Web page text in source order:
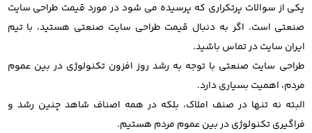
یکی از سوالات پرتکراری که پرسیده می شود در مورد قیمت طراحی سایت
صنعتی است. اگر به دنبال قیمت طراحی سایت صنعتی هستید، با تیم
ایران سایت در تماس باشید.
طراحی سایت صنعتی با توجه به رشد روز افزون تکنولوژی در بین عموم
مردم، اهمیت بسیاری دارد.
البته نه تنها در صنف املاک، بلکه در همه اصناف شاهد چنین رشد و
فراگیری تکنولوژی در بین عموم مردم هستیم.